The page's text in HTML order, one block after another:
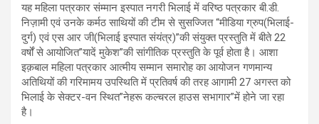
यह महिला पत्रकार संम्मान इस्पात नगरी भिलाई में वरिष्ठ पत्रकार बी.डी.
निज़ामी एवं उनके कर्मठ साथियों की टीम से सुसज्जित “मीडिया ग्रुप(भिलाई-
दुर्ग) एवं एस आर जी(भिलाई इस्पात संयंत्र)”की संयुक्त प्रस्तुति में बीते 22
वर्षों से आयोजित”यादें मुकेश”की सांगीतिक प्रस्तुति के पूर्व होता है। आशा
इक़बाल महिला पत्रकार आत्मीय सम्मान समारोह का आयोजन गणमान्य
अतिथियों की गरिमामय उपस्थिति में प्रतिवर्ष की तरह आगामी 27 अगस्त को
भिलाई के सेक्टर-वन स्थित”नेहरू कल्चरल हाउस सभागार”में होने जा रहा
है।